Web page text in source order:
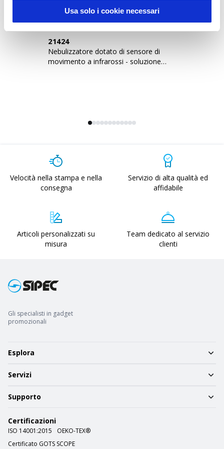
Usa solo i cookie necessari
21424
Nebulizzatore dotato di sensore di
movimento a infrarossi - soluzione
Velocità nella stampa e nella
consegna
Servizio di alta qualità ed
affidabile
Articoli personalizzati su
misura
Team dedicato al servizio
clienti
Gli specialisti in gadget
promozionali
Esplora
Servizi
Supporto
Certificazioni
ISO 14001:2015
OEKO-TEX®
Certificato GOTS SCOPE